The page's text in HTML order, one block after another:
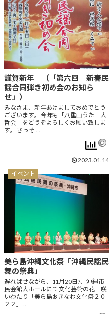
謹賀新年 （「第六回 新春民
謡合同弾き初め会のお知ら
せ」）
みなさま、新年あけましておめでとう
ございます。 今年も「八重山うた 大
哲会」をどうぞよろしくお願い致しま
す。 さっそ …
2023.01.14
イベント
美ら島沖縄文化祭「沖縄民謡民
舞の祭典」
遅ればせながら、11月20日?、沖縄市
民会館大ホールにて 文化芸術の花 咲
いわたり「美ら島おきなわ文化祭２０
２２」 …